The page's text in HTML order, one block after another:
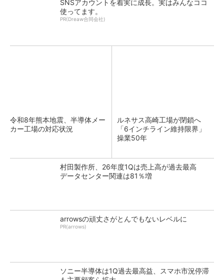
SNSアカウントを着実に成長。実はみんなココ
使ってます。
PR(Dreaw合同会社)
令和8年熊本地震、半導体メー
カー工場の対応状況
ルネサス高崎工場が閉鎖へ
「6インチライン維持限界」
操業50年
村田製作所、26年度1Qは売上高が過去最高
データセンター関連は81％増
arrowsの頑丈さがとんでもないレベルに
PR(arrows)
ソニー半導体は1Q過去最高益、スマホ市況停滞